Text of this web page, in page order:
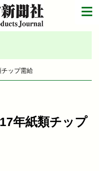
ップ需給
年紙類チップ